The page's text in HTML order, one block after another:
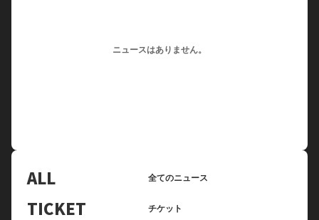
ニュースはありません。
ALL 全てのニュース
TICKET チケット